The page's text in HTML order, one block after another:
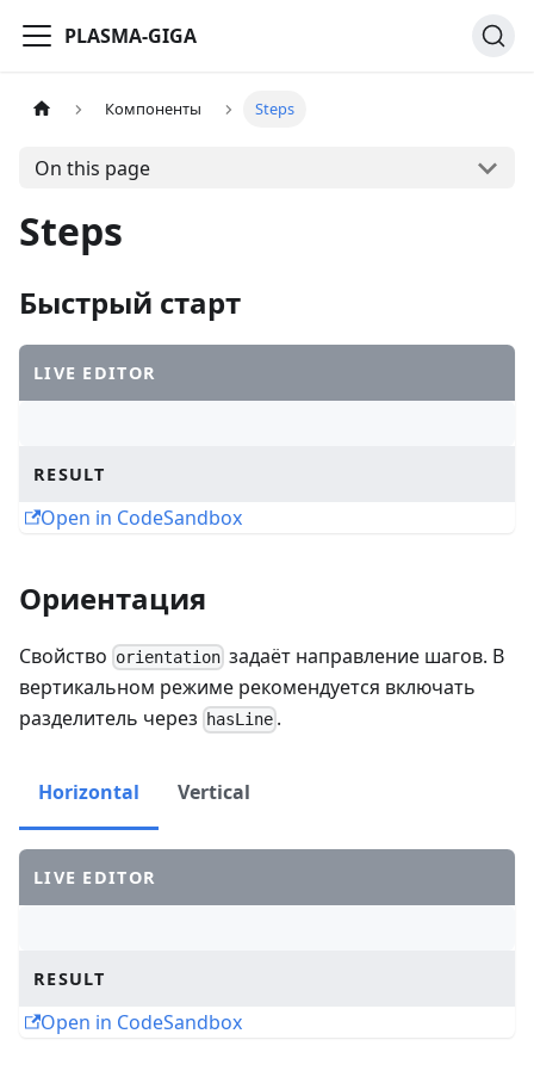
PLASMA-GIGA
Компоненты Steps
On this page
Steps
Быстрый старт
LIVE EDITOR
RESULT
Open in CodeSandbox
Ориентация
Свойство orientation задаёт направление шагов. В
вертикальном режиме рекомендуется включать
разделитель через
hasLine .
Horizontal Vertical
LIVE EDITOR
RESULT
Open in CodeSandbox